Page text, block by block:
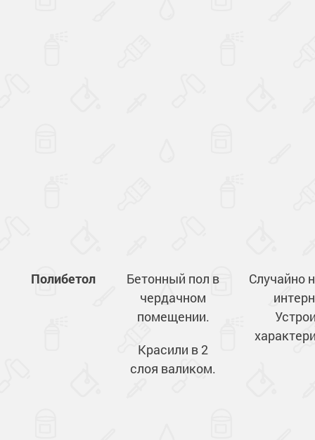
Полибетол
Бетонный пол в
чердачном
помещении.
Красили в 2
слоя валиком.
Случайно